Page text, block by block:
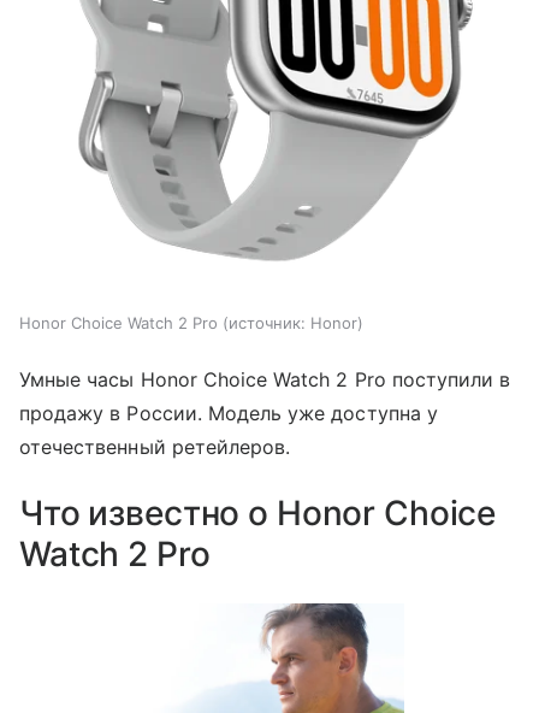
Honor Choice Watch 2 Pro источник: Honor
Умные часы Honor Choice Watch 2 Pro поступили в
продажу в России. Модель уже доступна у
отечественный ретейлеров.
Что известно о Honor Choice
Watch 2 Pro